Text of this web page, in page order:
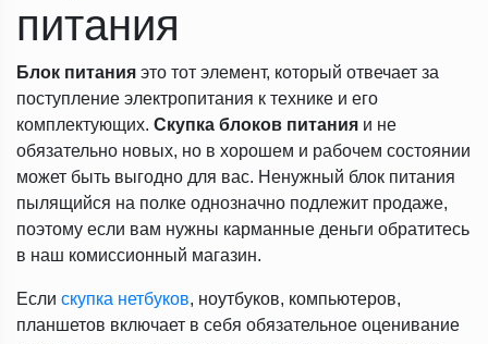
питания
Блок питания это тот элемент, который отвечает за
поступление электропитания к технике и его
комплектующих. Скупка блоков питания и не
обязательно новых, но в хорошем и рабочем состоянии
может быть выгодно для вас. Ненужный блок питания
пылящийся на полке однозначно подлежит продаже,
поэтому если вам нужны карманные деньги обратитесь
в наш комиссионный магазин.
Если скупка нетбуков, ноутбуков, компьютеров,
планшетов включает в себя обязательное оценивание